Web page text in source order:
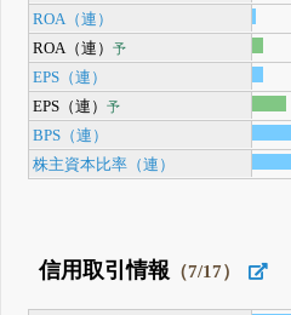
ROA（連）
ROA（連）予
EPS（連）
EPS（連）予
BPS（連）
株主資本比率（連）
信用取引情報 （7/17）